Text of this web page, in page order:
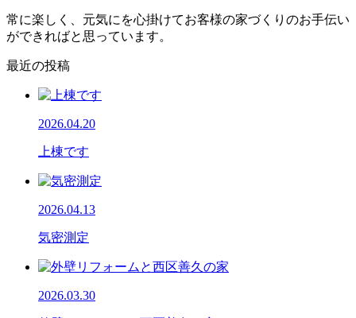
常に楽しく、元気にを心掛けてお客様の家づくりのお手伝い
ができればと思っています。
最近の投稿
2026.04.20
上棟です
2026.04.13
気密測定
2026.03.30